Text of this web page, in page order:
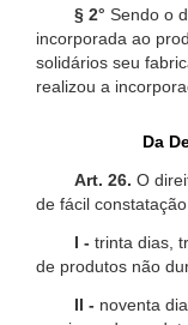
§ 2° Sendo o
incorporada ao
solidários seu
realizou a
Da
Art. 26. O
de fácil
I - trinta dias,
de produtos não
II - noventa